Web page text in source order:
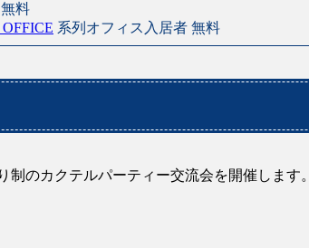
料
系列オフィス入居者 無料
のカクテルパーティー交流会を開催します。